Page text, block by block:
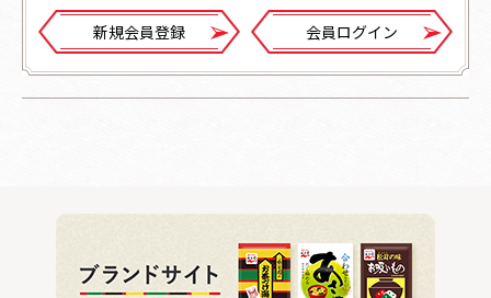
新規会員登録 会員ログイン